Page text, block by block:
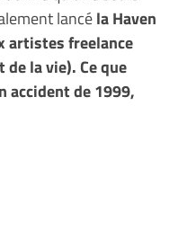
lancéla Haven
artistes freelance
la vie). Ce que
accident de 1999,